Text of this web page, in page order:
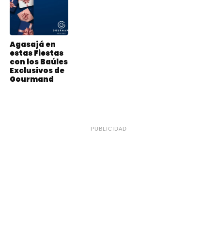
Agasajá en
estas Fiestas
con los Baúles
Exclusivos de
Gourmand
PUBLICIDAD